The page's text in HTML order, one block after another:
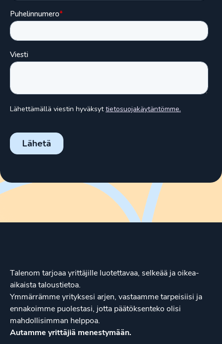
Talenom tarjoaa yrittäjille luotettavaa, selkeää ja oikea-
aikaista taloustietoa.
Ymmärrämme yrityksesi arjen, vastaamme tarpeisiisi ja
ennakoimme puolestasi, jotta päätöksenteko olisi
mahdollisimman helppoa.
Autamme yrittäjiä menestymään.